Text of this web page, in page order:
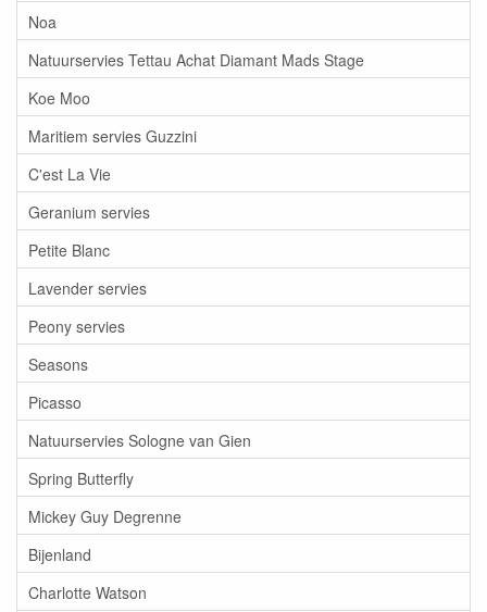
Noa
Natuurservies Tettau Achat Diamant Mads Stage
Koe Moo
Maritiem servies Guzzini
C'est La Vie
Geranium servies
Petite Blanc
Lavender servies
Peony servies
Seasons
Picasso
Natuurservies Sologne van Gien
Spring Butterfly
Mickey Guy Degrenne
Bijenland
Charlotte Watson